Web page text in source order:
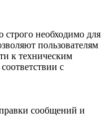
строго необходимо для
пользователям
к техническим
с
сообщений и